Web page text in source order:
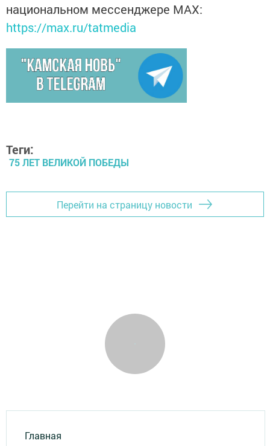
национальном мессенджере MАХ:
https://max.ru/tatmedia
Теги:
75 ЛЕТ ВЕЛИКОЙ ПОБЕДЫ
Перейти на страницу новости
Главная